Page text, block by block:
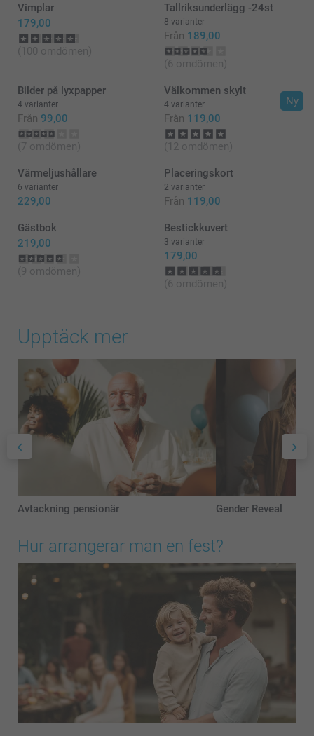
Vimplar
179,00
(100 omdömen)
Tallriksunderlägg -24st
8 varianter
Från 189,00
(6 omdömen)
Bilder på lyxpapper
4 varianter
Från 99,00
(7 omdömen)
Ny
Välkommen skylt
4 varianter
Från 119,00
(12 omdömen)
Värmeljushållare
6 varianter
229,00
Placeringskort
2 varianter
Från 119,00
Gästbok
219,00
(9 omdömen)
Bestickkuvert
3 varianter
179,00
(6 omdömen)
Upptäck mer
Avtackning pensionär Gender Reveal
Hur arrangerar man en fest?